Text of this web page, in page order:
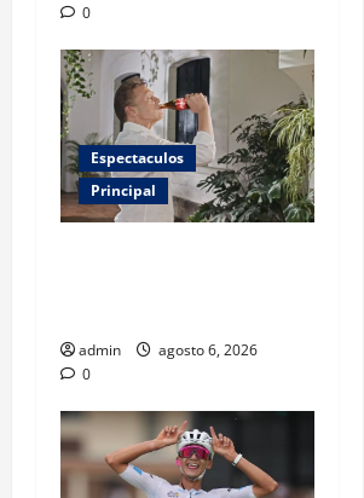
0
Espectaculos
Principal
admin
agosto 6, 2026
0